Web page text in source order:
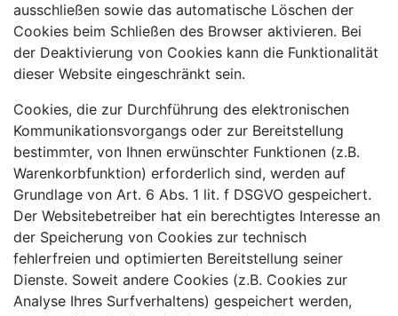
ausschließen sowie das automatische Löschen der
Cookies beim Schließen des Browser aktivieren. Bei
der Deaktivierung von Cookies kann die Funktionalität
dieser Website eingeschränkt sein.
Cookies, die zur Durchführung des elektronischen
Kommunikationsvorgangs oder zur Bereitstellung
bestimmter, von Ihnen erwünschter Funktionen (z.B.
Warenkorbfunktion) erforderlich sind, werden auf
Grundlage von Art. 6 Abs. 1 lit. f DSGVO gespeichert.
Der Websitebetreiber hat ein berechtigtes Interesse an
der Speicherung von Cookies zur technisch
fehlerfreien und optimierten Bereitstellung seiner
Dienste. Soweit andere Cookies (z.B. Cookies zur
Analyse Ihres Surfverhaltens) gespeichert werden,